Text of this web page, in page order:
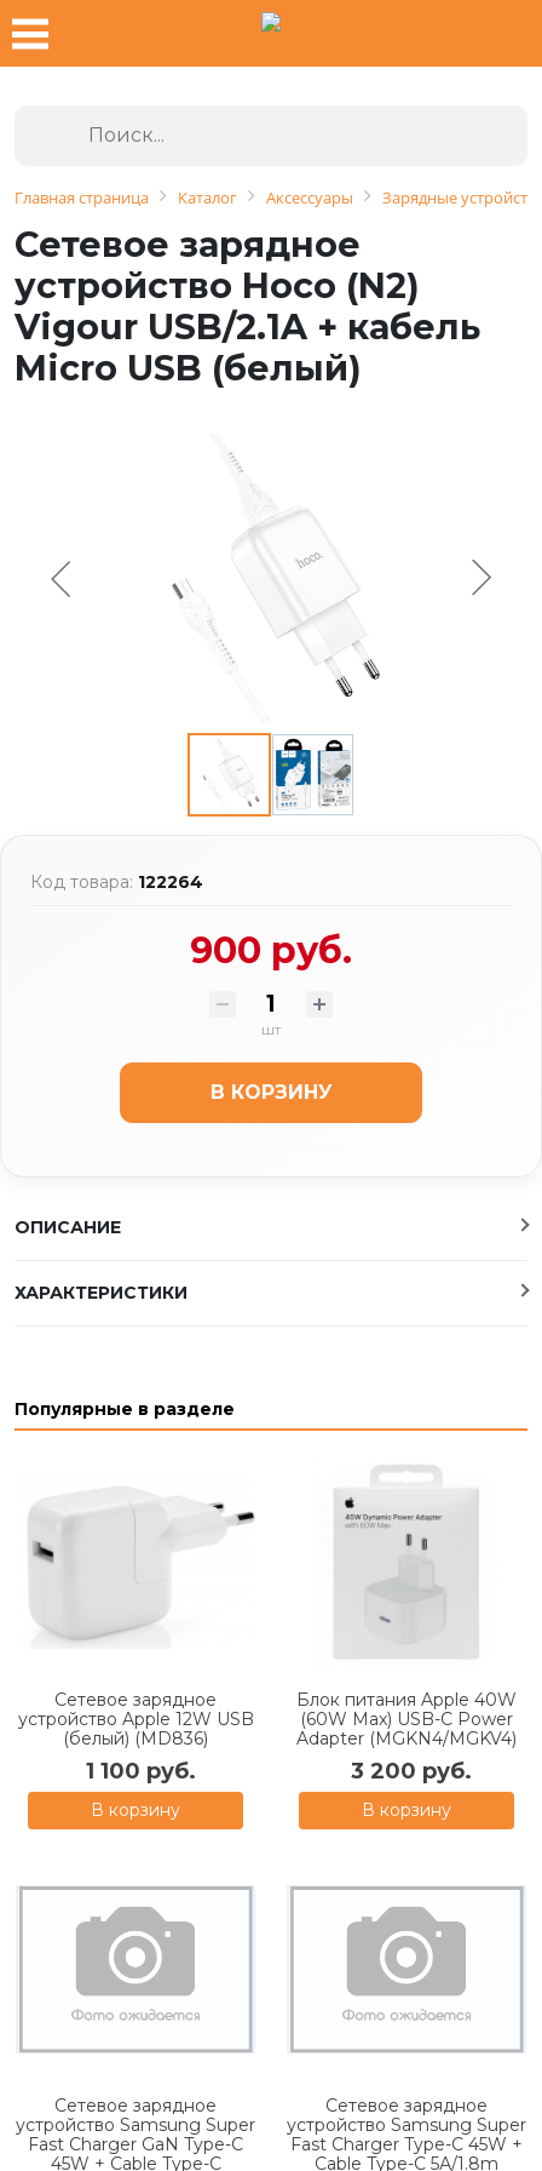
Главная страница Каталог Аксессуары Зарядные
Сетевое зарядное
устройство Hoco (N2)
Vigour USB/2.1A + кабель
Micro USB (белый)
Код товара: 122264
900 руб.
шт
В КОРЗИНУ
ОПИСАНИЕ
ХАРАКТЕРИСТИКИ
Популярные в разделе
Сетевое зарядное
устройство Apple 12W USB
(белый) (MD836)
1 100 руб.
В корзину
Блок питания Apple 40W
(60W Max) USB-C Power
Adapter (MGKN4/MGKV4)
3 200 руб.
В корзину
Сетевое зарядное
устройство Samsung Super
Fast Charger GaN Type-C
45W + Cable Type-C
Сетевое зарядное
устройство Samsung Super
Fast Charger Type-C 45W +
Cable Type-C 5А/1.8m